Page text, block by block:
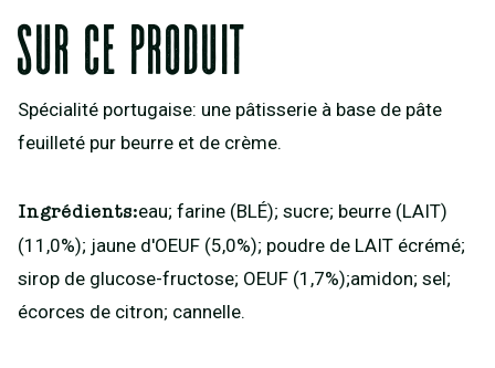
Sur ce produit
Spécialité portugaise: une pâtisserie à base de pâte
feuilleté pur beurre et de crème.
Ingrédients:eau; farine (BLÉ); sucre; beurre (LAIT)
(11,0%); jaune d'OEUF (5,0%); poudre de LAIT écrémé;
sirop de glucose-fructose; OEUF (1,7%);amidon; sel;
écorces de citron; cannelle.